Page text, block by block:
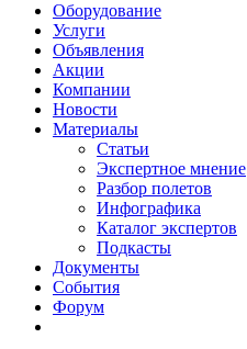
Оборудование
Услуги
Объявления
Акции
Компании
Новости
Материалы
Статьи
Экспертное мнение
Разбор полетов
Инфографика
Каталог экспертов
Подкасты
Документы
События
Форум